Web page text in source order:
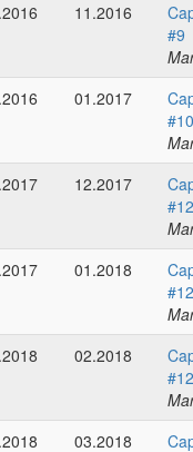
11.2016
#9
01.2017
#10
12.2017
01.2018
02.2018
03.2018